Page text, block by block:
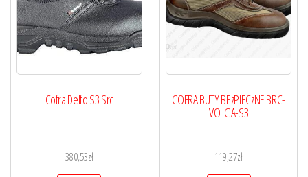
Cofra Delfo S3 Src
380,53zł
COFRA BUTY BEzPIECzNE BRC-
VOLGA-S3
119,27zł